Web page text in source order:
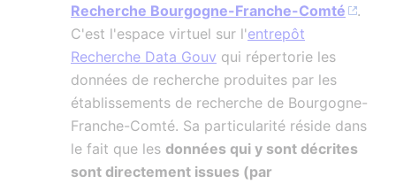
Recherche Bourgogne-Franche-Comté
.
C'est l'espace virtuel sur l'entrepôt
Recherche Data Gouv qui répertorie les
données de recherche produites par les
établissements de recherche de Bourgogne-
Franche-Comté. Sa particularité réside dans
le fait que les données qui y sont décrites
sont directement issues (par